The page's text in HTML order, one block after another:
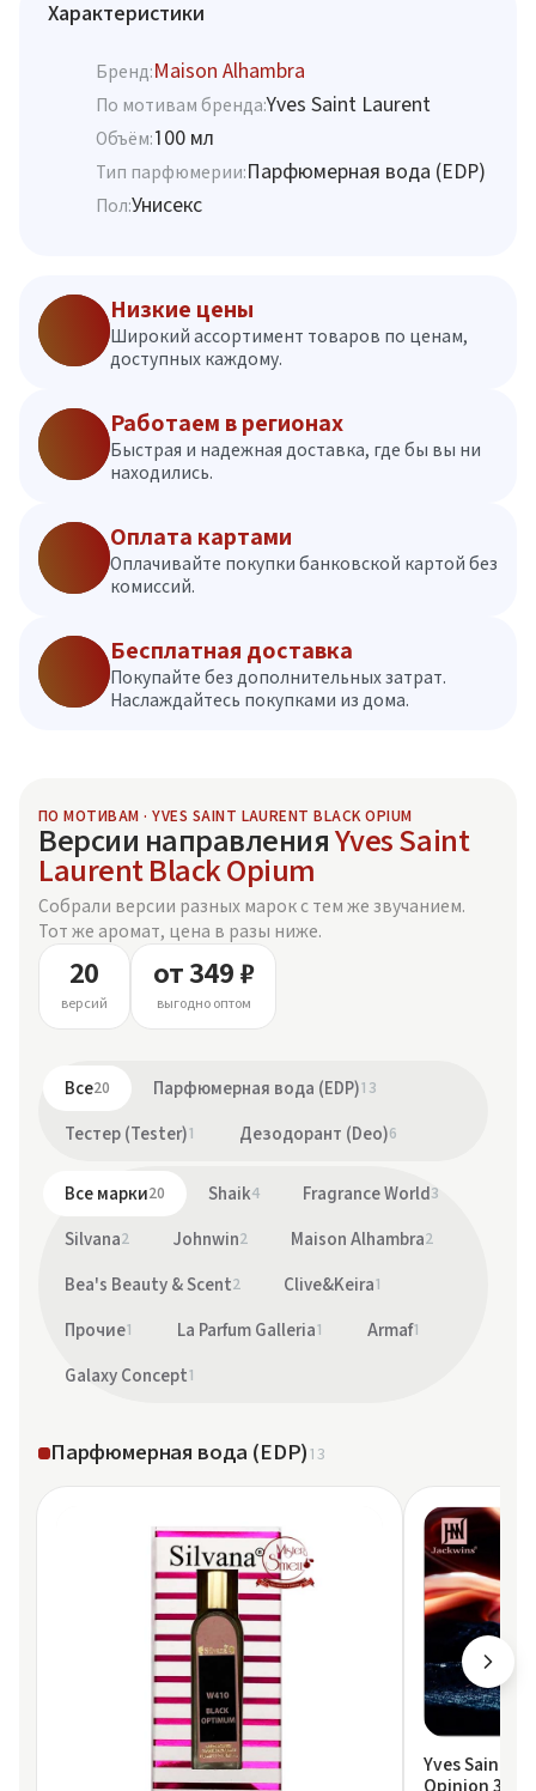
Характеристики
Бренд:Maison Alhambra
По мотивам бренда:Yves Saint Laurent
Объём:100 мл
Тип парфюмерии:Парфюмерная вода (EDP)
Пол:Унисекс
Низкие цены
Широкий ассортимент товаров по ценам,
доступных каждому.
Работаем в регионах
Быстрая и надежная доставка, где бы вы ни
находились.
Оплата картами
Оплачивайте покупки банковской картой без
комиссий.
Бесплатная доставка
Покупайте без дополнительных затрат.
Наслаждайтесь покупками из дома.
ПО МОТИВАМ · YVES SAINT LAURENT BLACK OPIUM
Версии направления Yves Saint
Laurent Black Opium
Собрали версии разных марок с тем же звучанием.
Тот же аромат, цена в разы ниже.
20
версий
от 349 ₽
выгодно оптом
Все20 Парфюмерная вода (EDP)13
Тестер (Tester)1 Дезодорант (Deo)6
Все марки20 Shaik4 Fragrance World 3
Silvana2 Johnwin2 Maison Alhambra2
Bea's Beauty & Scent2 Clive&Keira1
Прочие1 La Parfum Galleria1 Armaf1
Galaxy Concept1
Парфюмерная вода (EDP)13
Yves Saint
Opinion 30 ml